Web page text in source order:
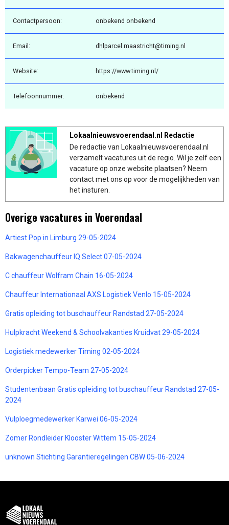
Contactpersoon: onbekend onbekend
Email: dhlparcel.maastricht@timing.nl
Website: https://www.timing.nl/
Telefoonnummer: onbekend
Lokaalnieuwsvoerendaal.nl Redactie
De redactie van Lokaalnieuwsvoerendaal.nl
verzamelt vacatures uit de regio. Wil je zelf een
vacature op onze website plaatsen? Neem
contact met ons op voor de mogelijkheden van
het insturen.
Overige vacatures in Voerendaal
Artiest Pop in Limburg 29-05-2024
Bakwagenchauffeur IQ Select 07-05-2024
C chauffeur Wolfram Chain 16-05-2024
Chauffeur Internationaal AXS Logistiek Venlo 15-05-2024
Gratis opleiding tot buschauffeur Randstad 27-05-2024
Hulpkracht Weekend & Schoolvakanties Kruidvat 29-05-2024
Logistiek medewerker Timing 02-05-2024
Orderpicker Tempo-Team 27-05-2024
Studentenbaan Gratis opleiding tot buschauffeur Randstad 27-05-
2024
Vulploegmedewerker Karwei 06-05-2024
Zomer Rondleider Klooster Wittem 15-05-2024
unknown Stichting Garantieregelingen CBW 05-06-2024